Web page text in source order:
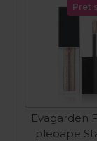
Pret
Evagarden
pleoape